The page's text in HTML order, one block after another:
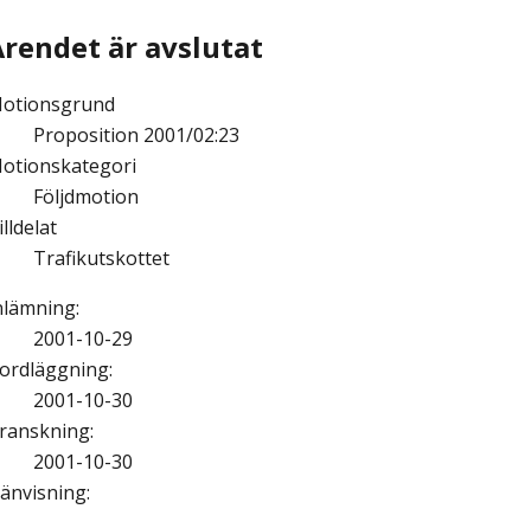
är avslutat
Proposition 2001/02:23
Följdmotion
Trafikutskottet
:
2001-10-29
:
2001-10-30
:
2001-10-30
: